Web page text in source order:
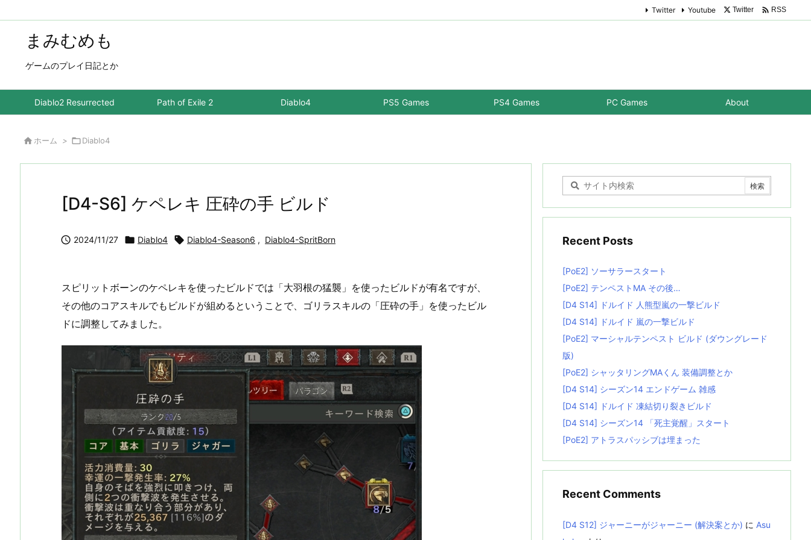
まみむめも
ゲームのプレイ日記とか
Diablo2 Resurrected Path of Exile 2 Diablo4 PS5 Games PS4 Games PC Games About
Twitter Youtube Twitter  RSS
 ホーム > Diablo4
[D4-S6] ケペレキ 圧砕の手 ビルド
 2024/11/27  Diablo4  Diablo4-Season6 , Diablo4-SpritBorn
スピリットボーンのケペレキを使ったビルドでは「大羽根の猛襲」を使ったビルドが有名ですが、
その他のコアスキルでもビルドが組めるということで、ゴリラスキルの「圧砕の手」を使ったビル
ドに調整してみました。
Recent Posts
[PoE2] ソーサラースタート
[PoE2] テンペストMA その後…
[D4 S14] ドルイド 人熊型嵐の一撃ビルド
[D4 S14] ドルイド 嵐の一撃ビルド
[PoE2] マーシャルテンペスト ビルド (ダウングレード
版)
[PoE2] シャッタリングMAくん 装備調整とか
[D4 S14] シーズン14 エンドゲーム 雑感
[D4 S14] ドルイド 凍結切り裂きビルド
[D4 S14] シーズン14 「死主覚醒」スタート
[PoE2] アトラスパッシブは埋まった
Recent Comments
[D4 S12] ジャーニーがジャーニー (解決案とか) に Asu